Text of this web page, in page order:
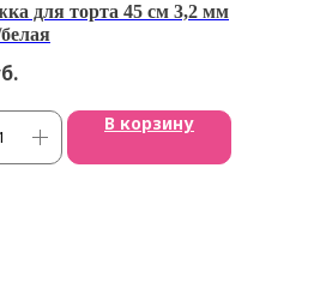
для торта 45 см 3,2 мм
В корзину